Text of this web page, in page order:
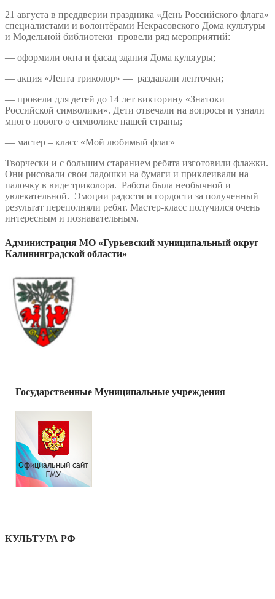
21 августа в преддверии праздника «День Российского флага»
специалистами и волонтёрами Некрасовского Дома культуры
и Модельной библиотеки провели ряд мероприятий:
— оформили окна и фасад здания Дома культуры;
— акция «Лента триколор» — раздавали ленточки;
— провели для детей до 14 лет викторину «Знатоки
Российской символики». Дети отвечали на вопросы и узнали
много нового о символике нашей страны;
— мастер – класс «Мой любимый флаг»
Творчески и с большим старанием ребята изготовили флажки.
Они рисовали свои ладошки на бумаги и приклеивали на
палочку в виде триколора. Работа была необычной и
увлекательной. Эмоции радости и гордости за полученный
результат переполняли ребят. Мастер-класс получился очень
интересным и познавательным.
Администрация МО «Гурьевский муниципальный округ
Калининградской области»
Государственные Муниципальные учреждения
КУЛЬТУРА РФ